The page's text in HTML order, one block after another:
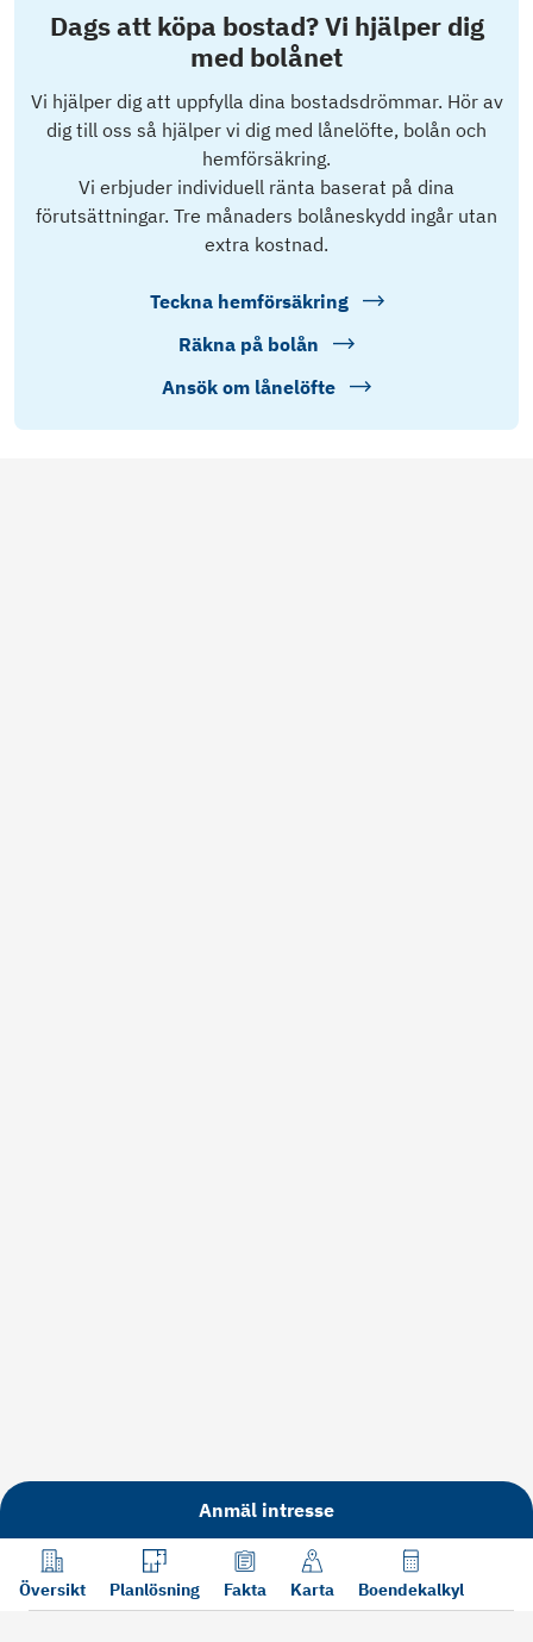
Dags att köpa bostad? Vi hjälper dig
med bolånet
Vi hjälper dig att uppfylla dina bostadsdrömmar. Hör av
dig till oss så hjälper vi dig med lånelöfte, bolån och
hemförsäkring.
Vi erbjuder individuell ränta baserat på dina
förutsättningar. Tre månaders bolåneskydd ingår utan
extra kostnad.
Teckna hemförsäkring
Räkna på bolån
Ansök om lånelöfte
Anmäl intresse
Översikt Planlösning Fakta Karta Boendekalkyl